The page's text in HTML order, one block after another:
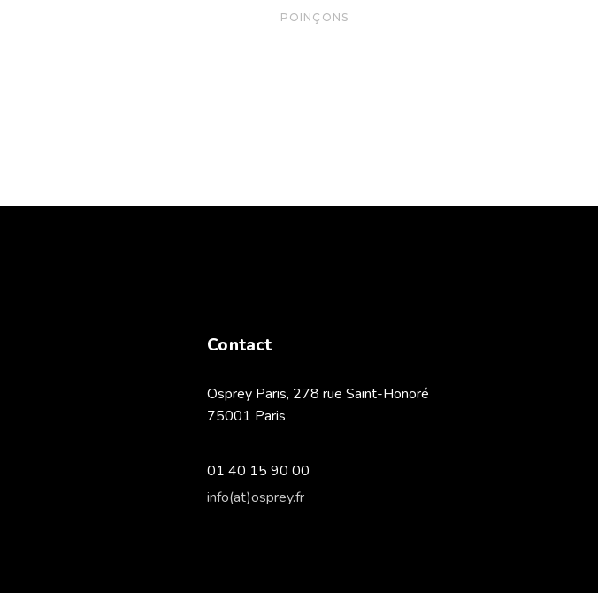
POINÇONS
Contact
Osprey Paris, 278 rue Saint-Honoré
75001 Paris
01 40 15 90 00
info(at)osprey.fr